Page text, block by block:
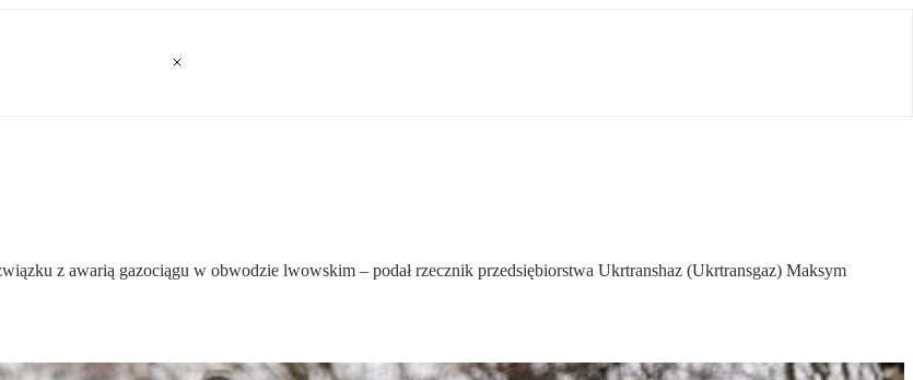
z awarią gazociągu w obwodzie lwowskim – podał rzecznik przedsiębiorstwa Ukrtranshaz (Ukrtransgaz) Maksym